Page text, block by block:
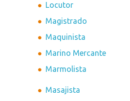
Locutor
Magistrado
Maquinista
Marino Mercante
Marmolista
Masajista